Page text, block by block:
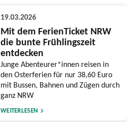
19.03.2026
Mit dem FerienTicket NRW
die bunte Frühlingszeit
entdecken
Junge Abenteurer*innen reisen in
den Osterferien für nur 38,60 Euro
mit Bussen, Bahnen und Zügen durch
ganz NRW
WEITERLESEN